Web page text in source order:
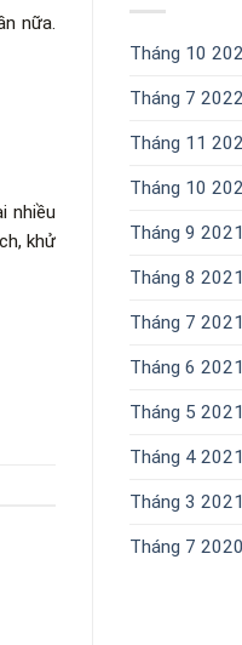
nữa.
nhiều
khử
Tháng 10
Tháng 7 2022
Tháng 11
Tháng 10
Tháng 9 2021
Tháng 8 2021
Tháng 7 2021
Tháng 6 2021
Tháng 5 2021
Tháng 4 2021
Tháng 3 2021
Tháng 7 2020